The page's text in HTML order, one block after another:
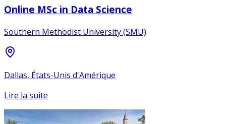
Online MSc in Data Science
Southern Methodist University (SMU)
Dallas, États-Unis d'Amérique
Lire la suite